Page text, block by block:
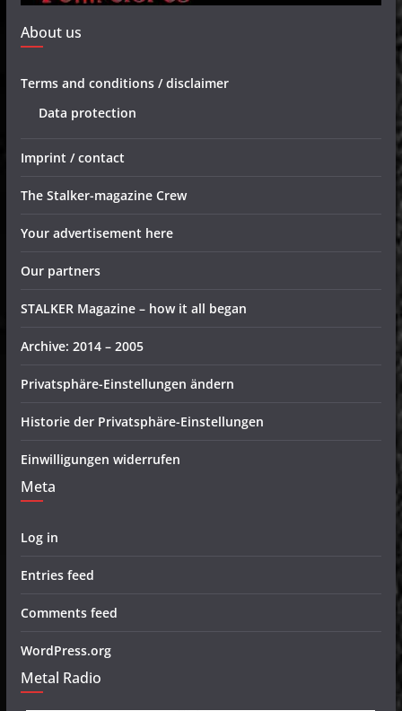
About us
Terms and conditions / disclaimer
Data protection
Imprint / contact
The Stalker-magazine Crew
Your advertisement here
Our partners
STALKER Magazine – how it all began
Archive: 2014 – 2005
Privatsphäre-Einstellungen ändern
Historie der Privatsphäre-Einstellungen
Einwilligungen widerrufen
Meta
Log in
Entries feed
Comments feed
WordPress.org
Metal Radio